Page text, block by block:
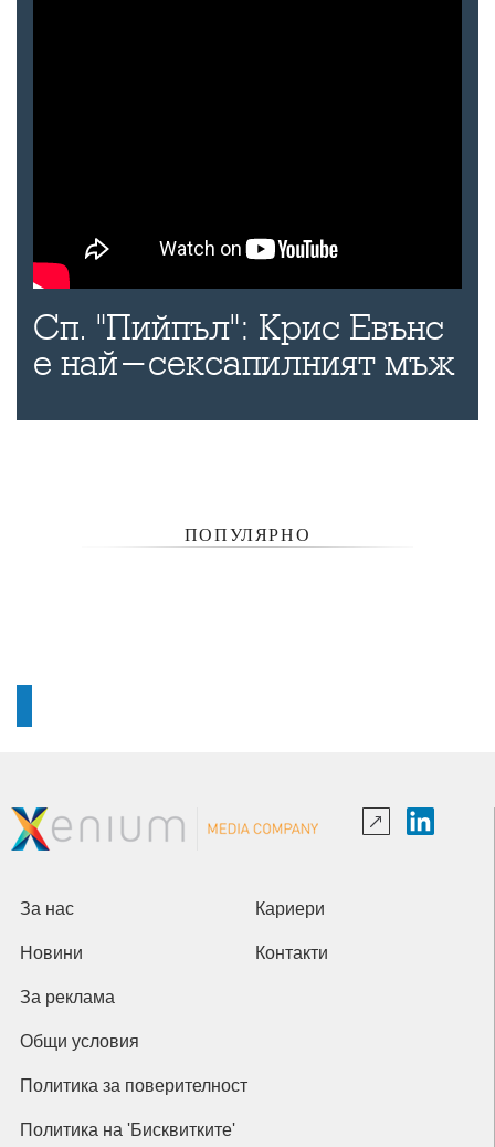
Сп. "Пийпъл": Крис Евънс
е най-сексапилният мъж
ПОПУЛЯРНО
За нас Кариери
Новини Контакти
За реклама
Общи условия
Политика за поверителност
Политика на 'Бисквитките'